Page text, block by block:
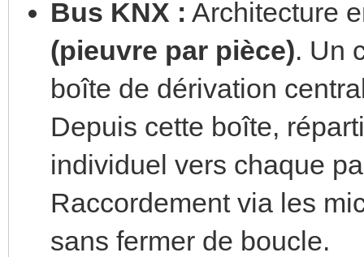
Bus KNX : Architecture
(pieuvre par pièce). Un
boîte de dérivation
Depuis cette boîte,
individuel vers chaque
Raccordement via les
sans fermer de boucle.